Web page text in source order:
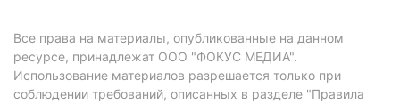
Все права на материалы, опубликованные на данном
ресурсе, принадлежат ООО "ФОКУС МЕДИА".
Использование материалов разрешается только при
соблюдении требований, описанных в разделе "Правила